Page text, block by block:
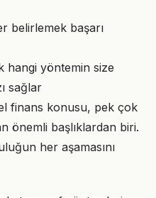
belirlemek başarı
hangi yöntemin size
sağlar
finans konusu, pek çok
önemli başlıklardan biri.
her aşamasını